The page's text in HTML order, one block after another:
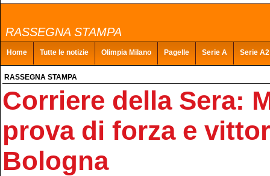
RASSEGNA STAMPA
Home Tutte le notizie Olimpia Milano Pagelle Serie A Serie A2
RASSEGNA STAMPA
Corriere della Sera:
prova di forza e
Bologna